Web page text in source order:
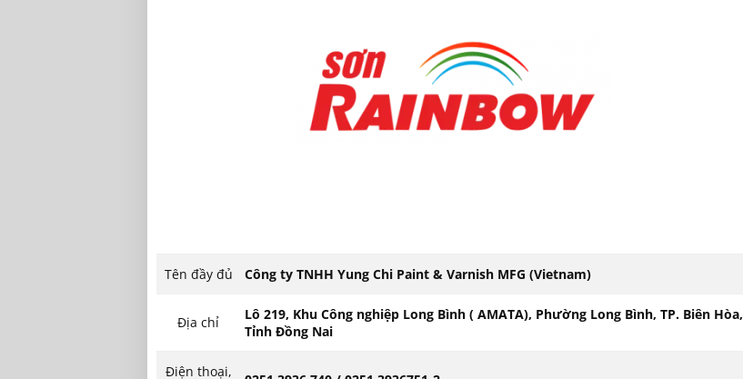
Tên đầy đủ Công ty TNHH Yung Chi Paint & Varnish MFG (Vietnam)
Địa chỉ
Lô 219, Khu Công nghiệp Long Bình ( AMATA), Phường Long Bình, TP. Biên Hòa,
Tỉnh Đồng Nai
Điện thoại,